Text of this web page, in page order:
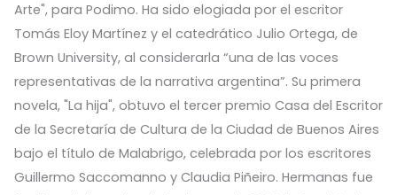
Arte", para Podimo. Ha sido elogiada por el escritor
Tomás Eloy Martínez y el catedrático Julio Ortega, de
Brown University, al considerarla “una de las voces
representativas de la narrativa argentina”. Su primera
novela, "La hija", obtuvo el tercer premio Casa del Escritor
de la Secretaría de Cultura de la Ciudad de Buenos Aires
bajo el título de Malabrigo, celebrada por los escritores
Guillermo Saccomanno y Claudia Piñeiro. Hermanas fue